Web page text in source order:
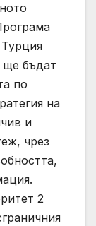
ще бъдат
по
на
и
чрез
2